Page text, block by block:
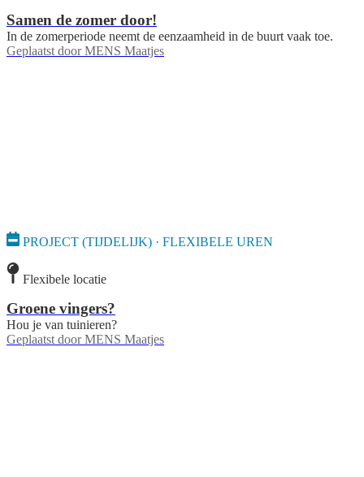
Samen de zomer door!
In de zomerperiode neemt de eenzaamheid in de buurt vaak toe.
Geplaatst door MENS Maatjes
PROJECT (TIJDELIJK) · FLEXIBELE UREN
Flexibele locatie
Groene vingers?
Hou je van tuinieren?
Geplaatst door MENS Maatjes